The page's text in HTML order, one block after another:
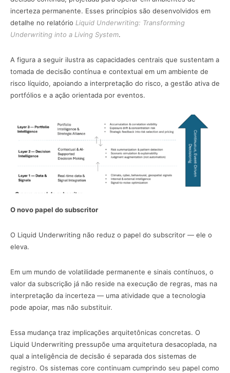
incerteza permanente. Esses princípios são desenvolvidos em
detalhe no relatório Liquid Underwriting: Transforming
Underwriting into a Living System.
A figura a seguir ilustra as capacidades centrais que sustentam a
tomada de decisão contínua e contextual em um ambiente de
risco líquido, apoiando a interpretação do risco, a gestão ativa de
portfólios e a ação orientada por eventos.
O novo papel do subscritor
O Liquid Underwriting não reduz o papel do subscritor — ele o
eleva.
Em um mundo de volatilidade permanente e sinais contínuos, o
valor da subscrição já não reside na execução de regras, mas na
interpretação da incerteza — uma atividade que a tecnologia
pode apoiar, mas não substituir.
Essa mudança traz implicações arquitetônicas concretas. O
Liquid Underwriting pressupõe uma arquitetura desacoplada, na
qual a inteligência de decisão é separada dos sistemas de
registro. Os sistemas core continuam cumprindo seu papel como